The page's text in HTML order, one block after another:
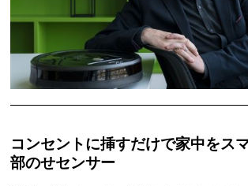
コンセントに挿すだけで家中をス
部のせセンサー